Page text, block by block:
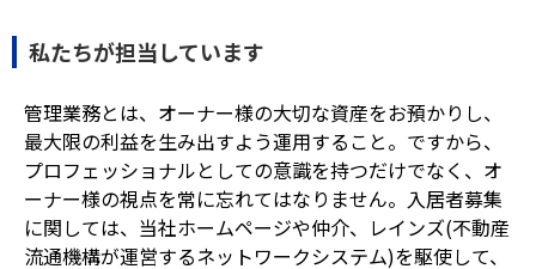
私たちが担当しています
管理業務とは、オーナー様の大切な資産をお預かりし、
最大限の利益を生み出すよう運用すること。ですから、
プロフェッショナルとしての意識を持つだけでなく、オ
ーナー様の視点を常に忘れてはなりません。入居者募集
に関しては、当社ホームページや仲介、レインズ(不動産
流通機構が運営するネットワークシステム)を駆使して、